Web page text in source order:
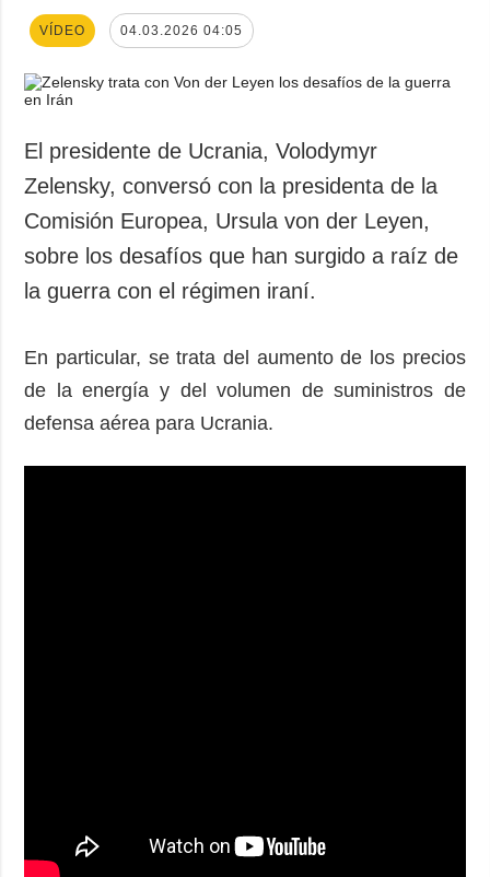
VÍDEO 04.03.2026 04:05
El presidente de Ucrania, Volodymyr
Zelensky, conversó con la presidenta de la
Comisión Europea, Ursula von der Leyen,
sobre los desafíos que han surgido a raíz de
la guerra con el régimen iraní.
En particular, se trata del aumento de los precios
de la energía y del volumen de suministros de
defensa aérea para Ucrania.